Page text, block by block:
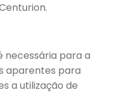
necessária para a
aparentes para
a utilização de